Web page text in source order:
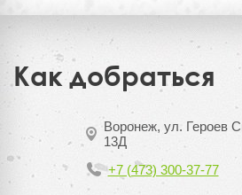
Как добраться
Воронеж, ул. Героев
13Д
+7 (473) 300-37-77